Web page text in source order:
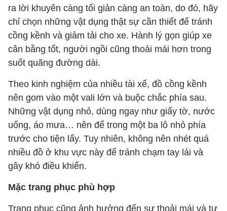
ra lời khuyên càng tối giản càng an toàn, do đó, hãy
chỉ chọn những vật dụng thật sự cần thiết để tránh
cồng kềnh và giảm tải cho xe. Hành lý gọn giúp xe
cân bằng tốt, người ngồi cũng thoải mái hơn trong
suốt quãng đường dài.
Theo kinh nghiệm của nhiều tài xế, đồ cồng kềnh
nên gom vào một vali lớn và buộc chắc phía sau.
Những vật dụng nhỏ, dùng ngay như giấy tờ, nước
uống, áo mưa… nên để trong một ba lô nhỏ phía
trước cho tiện lấy. Tuy nhiên, không nên nhét quá
nhiều đồ ở khu vực này để tránh chạm tay lái và
gây khó điều khiển.
Mặc trang phục phù hợp
Trang phục cũng ảnh hưởng đến sự thoải mái và tư